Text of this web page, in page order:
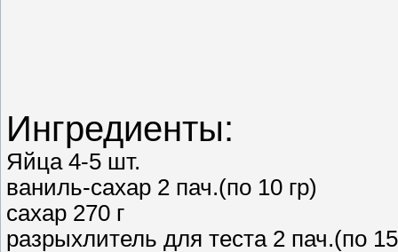
Ингредиенты:
Яйца 4-5 шт.
ваниль-сахар 2 пач.(по 10 гр)
сахар 270 г
разрыхлитель для теста 2 пач.(по